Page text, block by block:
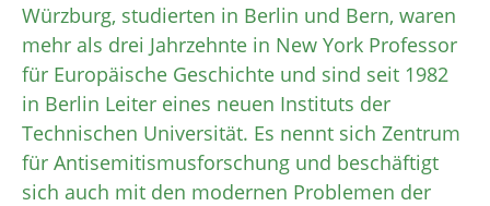
Würzburg, studierten in Berlin und Bern, waren
mehr als drei Jahrzehnte in New York Professor
für Europäische Geschichte und sind seit 1982
in Berlin Leiter eines neuen Instituts der
Technischen Universität. Es nennt sich Zentrum
für Antisemitismusforschung und beschäftigt
sich auch mit den modernen Problemen der